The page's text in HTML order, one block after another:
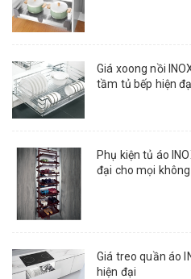
Giá xoong nồi
tầm tủ bếp hiện
Phụ kiện tủ áo
đại cho mọi
Giá treo quần áo
hiện đại